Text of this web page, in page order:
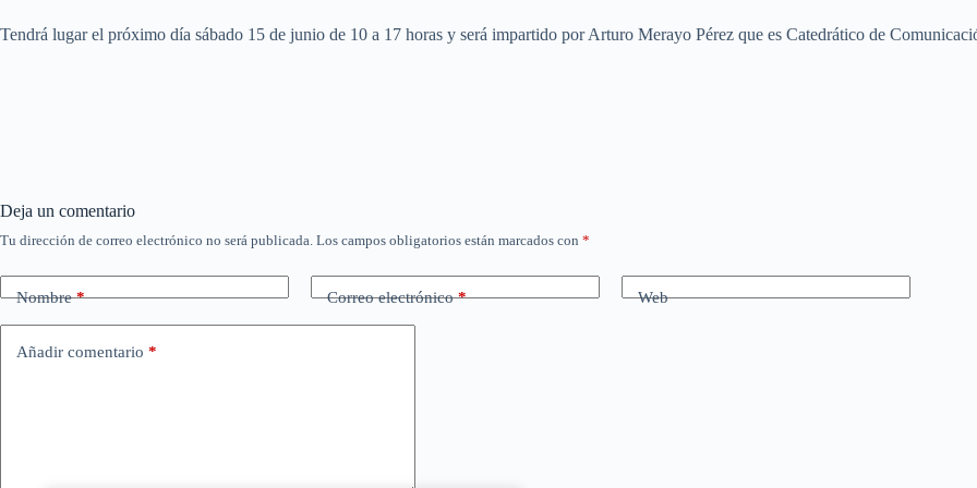
Tendrá lugar el próximo día sábado 15 de junio de 10 a 17 horas y será impartido por Arturo Merayo Pérez que es Catedrático de
Deja un comentario
Tu dirección de correo electrónico no será publicada. Los campos obligatorios están marcados con *
Nombre* Correo electrónico* Web
Añadir comentario *